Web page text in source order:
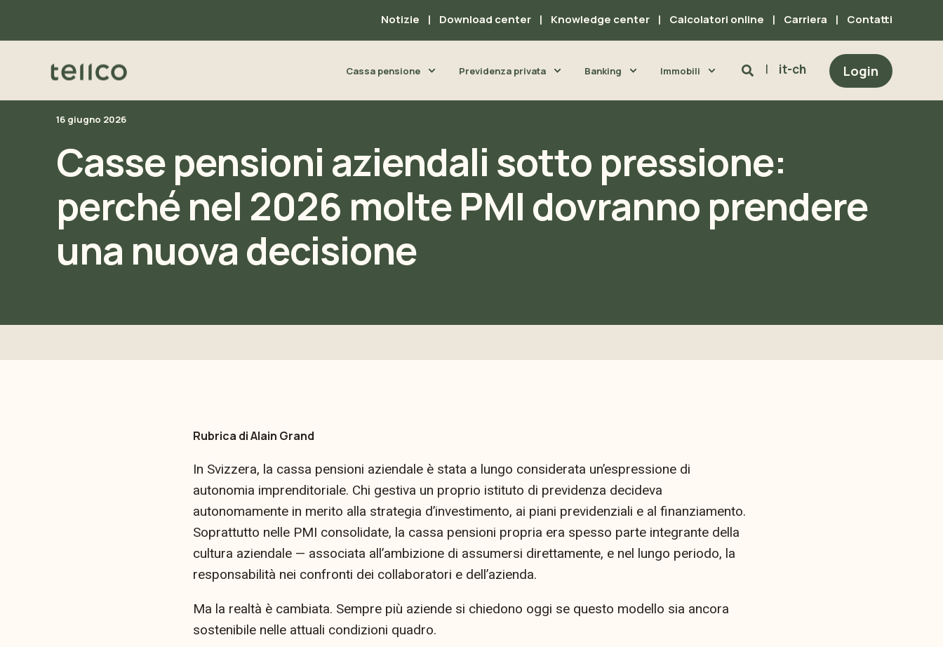
Notizie Download center Knowledge center Calcolatori online Carriera Contatti
Cassa pensione Previdenza privata Banking Immobili it-ch Login
16 giugno 2026
Casse pensioni aziendali sotto pressione:
perché nel 2026 molte PMI dovranno prendere
una nuova decisione
Rubrica di Alain Grand
In Svizzera, la cassa pensioni aziendale è stata a lungo considerata un’espressione di
autonomia imprenditoriale. Chi gestiva un proprio istituto di previdenza decideva
autonomamente in merito alla strategia d’investimento, ai piani previdenziali e al finanziamento.
Soprattutto nelle PMI consolidate, la cassa pensioni propria era spesso parte integrante della
cultura aziendale — associata all’ambizione di assumersi direttamente, e nel lungo periodo, la
responsabilità nei confronti dei collaboratori e dell’azienda.
Ma la realtà è cambiata. Sempre più aziende si chiedono oggi se questo modello sia ancora
sostenibile nelle attuali condizioni quadro.